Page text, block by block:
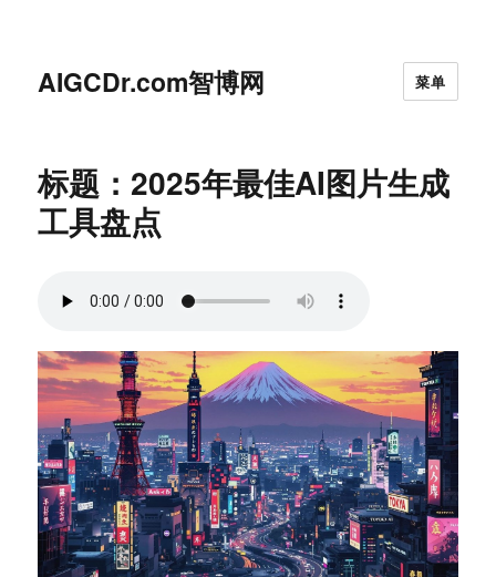
AIGCDr.com智博网 菜单
标题：2025年最佳AI图片生成
工具盘点